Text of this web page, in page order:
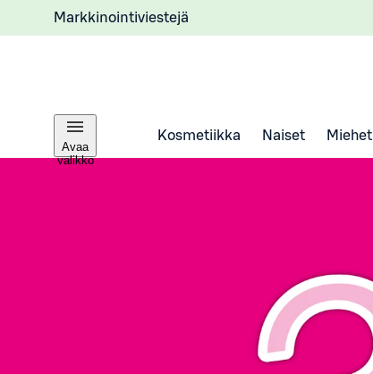
Markkinointiviestejä
Avaa
valikko
Kosmetiikka Naiset Miehet